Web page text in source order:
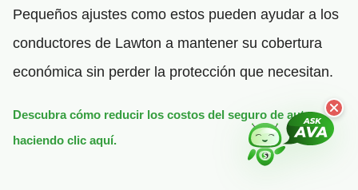
Pequeños ajustes como estos pueden ayudar a los
conductores de Lawton a mantener su cobertura
económica sin perder la protección que necesitan.
Descubra cómo reducir los costos del seguro de auto
haciendo clic aquí.